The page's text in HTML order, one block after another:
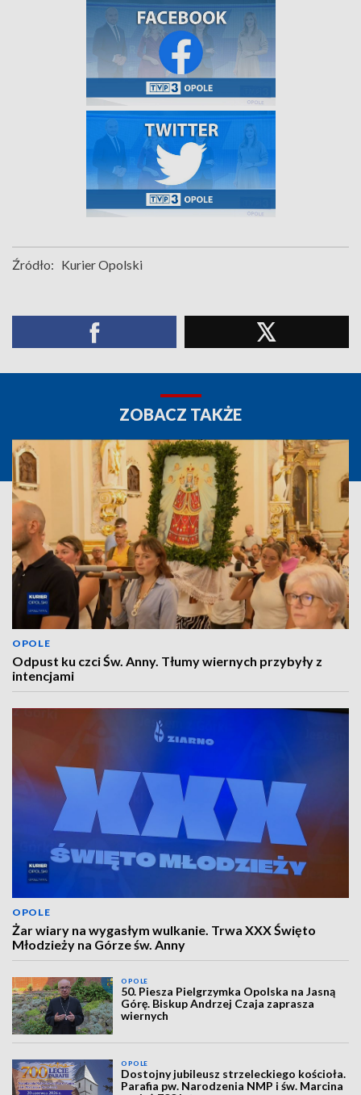
Źródło: Kurier Opolski
ZOBACZ TAKŻE
OPOLE
Odpust ku czci Św. Anny. Tłumy wiernych przybyły z
intencjami
OPOLE
Żar wiary na wygasłym wulkanie. Trwa XXX Święto
Młodzieży na Górze św. Anny
OPOLE
50. Piesza Pielgrzymka Opolska na Jasną
Górę. Biskup Andrzej Czaja zaprasza
wiernych
OPOLE
Dostojny jubileusz strzeleckiego kościoła.
Parafia pw. Narodzenia NMP i św. Marcina